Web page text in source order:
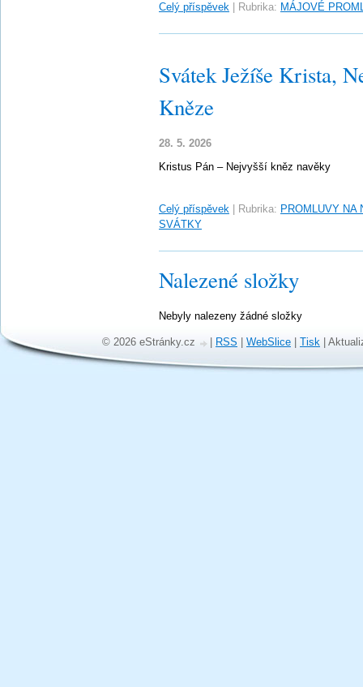
Celý příspěvek Rubrika: MÁJOVÉ
Svátek Ježíše Krista,
Kněze
28. 5. 2026
Kristus Pán – Nejvyšší kněz navěky
Celý příspěvek Rubrika: PROMLUVY NA
SVÁTKY
Nalezené složky
Nebyly nalezeny žádné složky
© 2026 eStránky.cz RSS WebSlice Tisk